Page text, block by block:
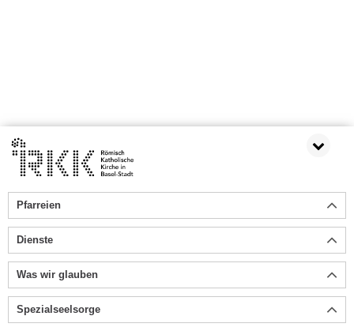
Pfarreien
Dienste
Was wir glauben
Spezialseelsorge